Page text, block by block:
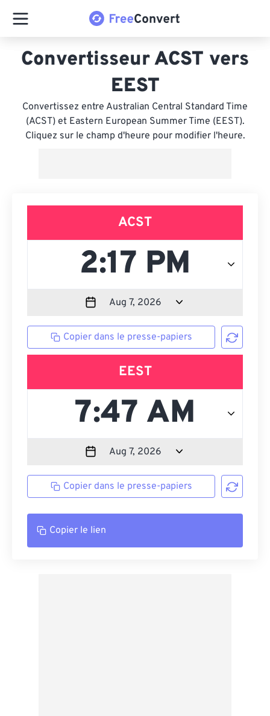
Convertisseur ACST vers
EEST
Convertissez entre Australian Central Standard Time
(ACST) et Eastern European Summer Time (EEST).
Cliquez sur le champ d'heure pour modifier l'heure.
ACST
Copier dans le presse-papiers
EEST
Copier dans le presse-papiers
Copier le lien